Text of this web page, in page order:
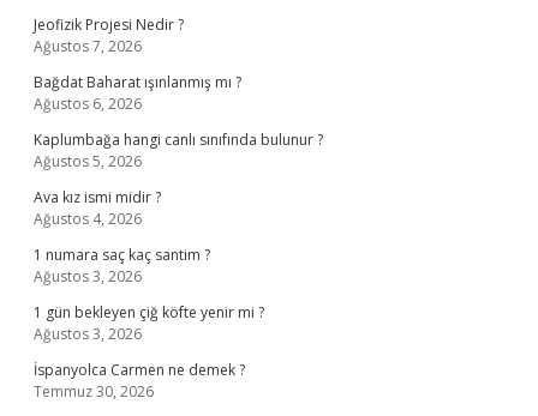
Jeofizik Projesi Nedir ?
Ağustos 7, 2026
Bağdat Baharat ışınlanmış mı ?
Ağustos 6, 2026
Kaplumbağa hangi canlı sınıfında bulunur ?
Ağustos 5, 2026
Ava kız ismi midir ?
Ağustos 4, 2026
1 numara saç kaç santim ?
Ağustos 3, 2026
1 gün bekleyen çiğ köfte yenir mi ?
Ağustos 3, 2026
İspanyolca Carmen ne demek ?
Temmuz 30, 2026